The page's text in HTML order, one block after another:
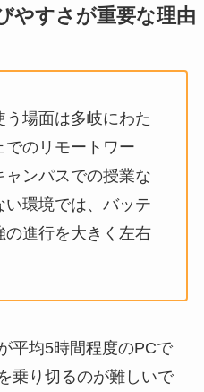
やすさが重要な理由
場面は多岐にわた
でのリモートワー
ャンパスでの授業な
い環境では、バッテ
の進行を大きく左右
平均5時間程度のPCで
乗り切るのが難しいで